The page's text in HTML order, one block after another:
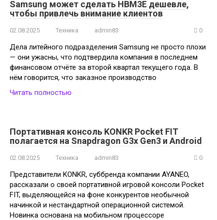
Samsung может сделать HBM3E дешевле,
чтобы привлечь внимание клиентов
02.08.2025 Техника admin83 0
Дела литейного подразделения Samsung не просто плохи
— они ужасны, что подтвердила компания в последнем
финансовом отчёте за второй квартал текущего года. В
нём говорится, что заказное производство
Читать полностью
Портативная консоль KONKR Pocket FIT
полагается на Snapdragon G3x Gen3 и Android
02.08.2025 Техника admin83 0
Представители KONKR, суббренда компании AYANEO,
рассказали о своей портативной игровой консоли Pocket
FIT, выделяющейся на фоне конкурентов необычной
начинкой и нестандартной операционной системой.
Новинка основана на мобильном процессоре